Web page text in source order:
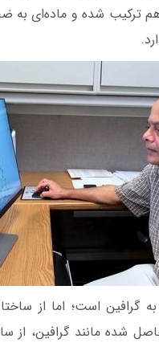
ترکیب شده و ماده‌ای به
گرافین است؛ اما از
شده مانند گرافین، از